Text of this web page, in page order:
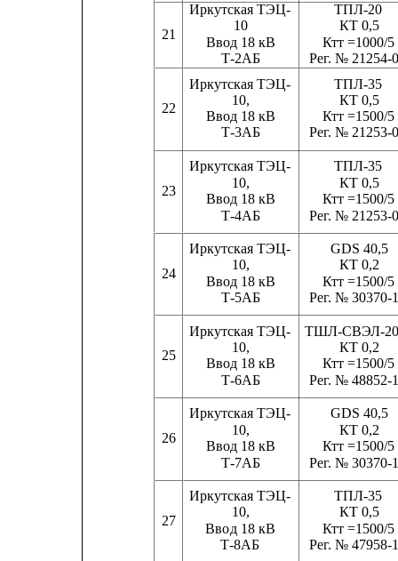
21
22
23
24
25
26
27
Иркутская ТЭЦ-
ТПЛ-20
10
КТ 0,5
Ввод 18 кВ
Ктт =1000/5
Т-2АБ
Рег. № 21254-
Иркутская ТЭЦ-
ТПЛ-35
10, КТ 0,5
Ввод 18 кВ
Ктт =1500/5
Т-3АБ
Рег. № 21253-
Иркутская ТЭЦ-
ТПЛ-35
10, КТ 0,5
Ввод 18 кВ
Ктт =1500/5
Т-4АБ
Рег. № 21253-
Иркутская ТЭЦ-
GDS 40,5
10, КТ 0,2
Ввод 18 кВ
Ктт =1500/5
Т-5АБ
Рег. № 30370-
Иркутская ТЭЦ-
ТШЛ-СВЭЛ-
10,
КТ 0,2
Ввод 18 кВ
Ктт =1500/5
Т-6АБ
Рег. № 48852-
Иркутская ТЭЦ-
GDS 40,5
10, КТ 0,2
Ввод 18 кВ
Ктт =1500/5
Т-7АБ
Рег. № 30370-
Иркутская ТЭЦ-
ТПЛ-35
10, КТ 0,5
Ввод 18 кВ
Ктт =1500/5
Т-8АБ
Рег. № 47958-